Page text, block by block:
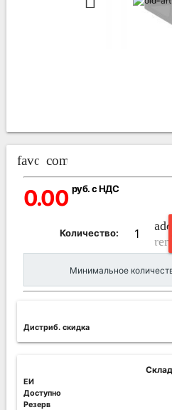
favorite_border
compare_arrows
0.00 руб. с НДС
Количество:
Минимальное
Дистриб. скидка
Склад
ЕИ
Доступно
Резерв